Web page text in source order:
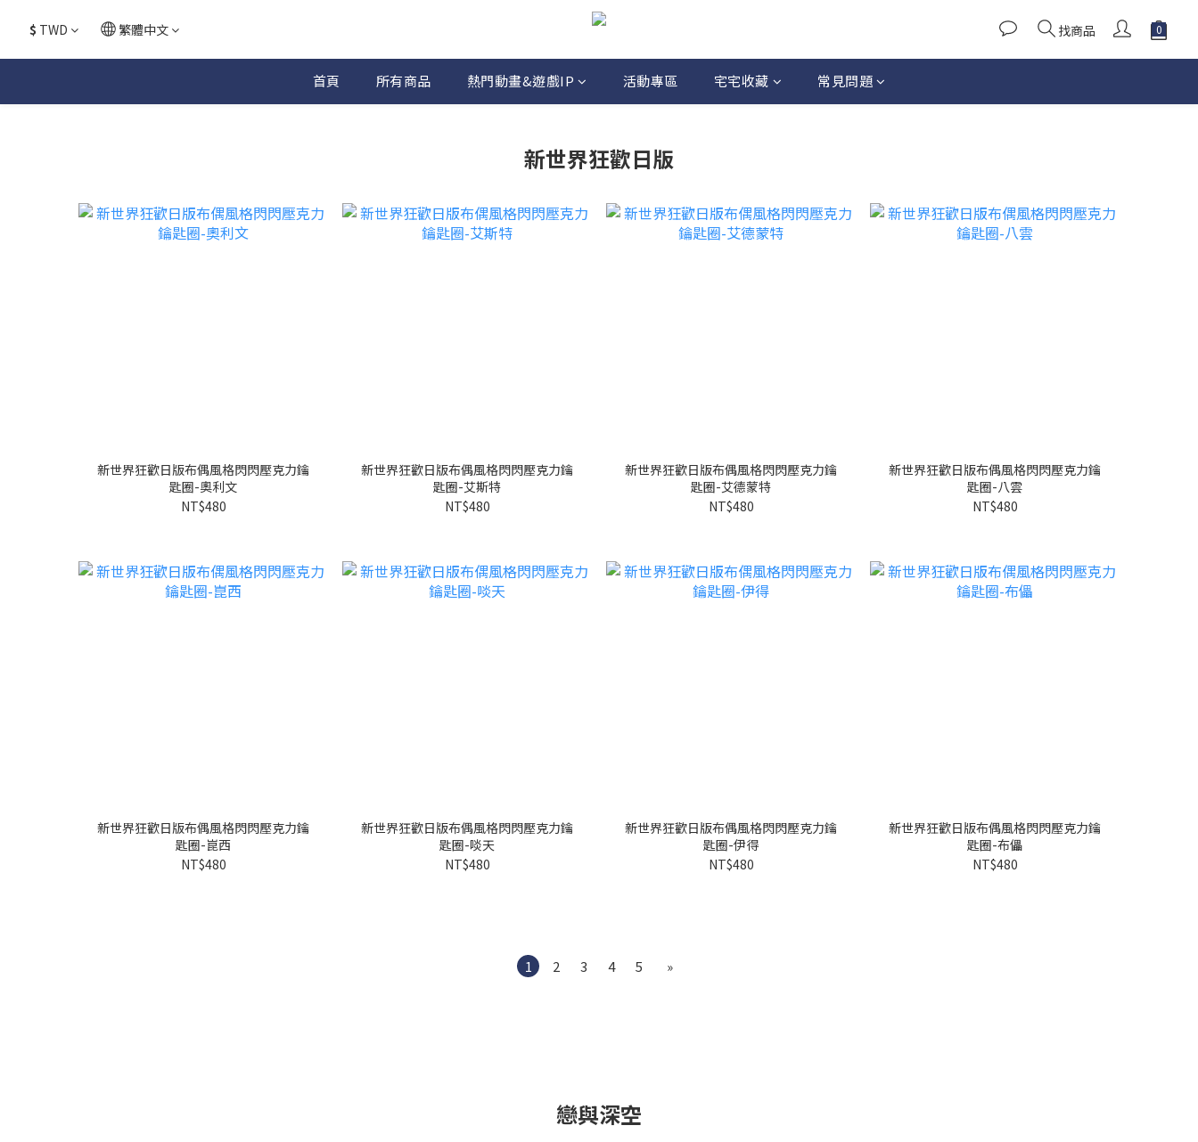
$ TWD 繁體中文 找商品
首頁 所有商品 熱門動畫&遊戲IP 活動專區 宅宅收藏 常見問題
新世界狂歡日版
新世界狂歡日版布偶風格閃閃壓克力鑰
匙圈-奧利文
NT$480
新世界狂歡日版布偶風格閃閃壓克力鑰
匙圈-艾斯特
NT$480
新世界狂歡日版布偶風格閃閃壓克力鑰
匙圈-艾德蒙特
NT$480
新世界狂歡日版布偶風格閃閃壓克力鑰
匙圈-八雲
NT$480
新世界狂歡日版布偶風格閃閃壓克力鑰
匙圈-崑西
NT$480
新世界狂歡日版布偶風格閃閃壓克力鑰
匙圈-啖天
NT$480
新世界狂歡日版布偶風格閃閃壓克力鑰
匙圈-伊得
NT$480
新世界狂歡日版布偶風格閃閃壓克力鑰
匙圈-布儡
NT$480
1 2 3 4 5 »
戀與深空